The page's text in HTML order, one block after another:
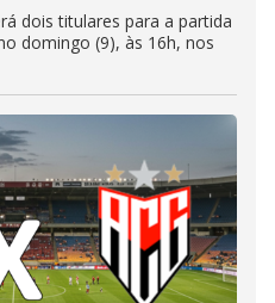
dois titulares para a partida
domingo (9), às 16h, nos